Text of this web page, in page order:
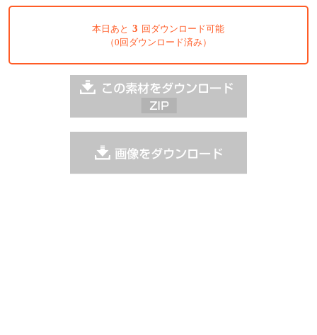
本日あと 3 回ダウンロード可能
（0回ダウンロード済み）